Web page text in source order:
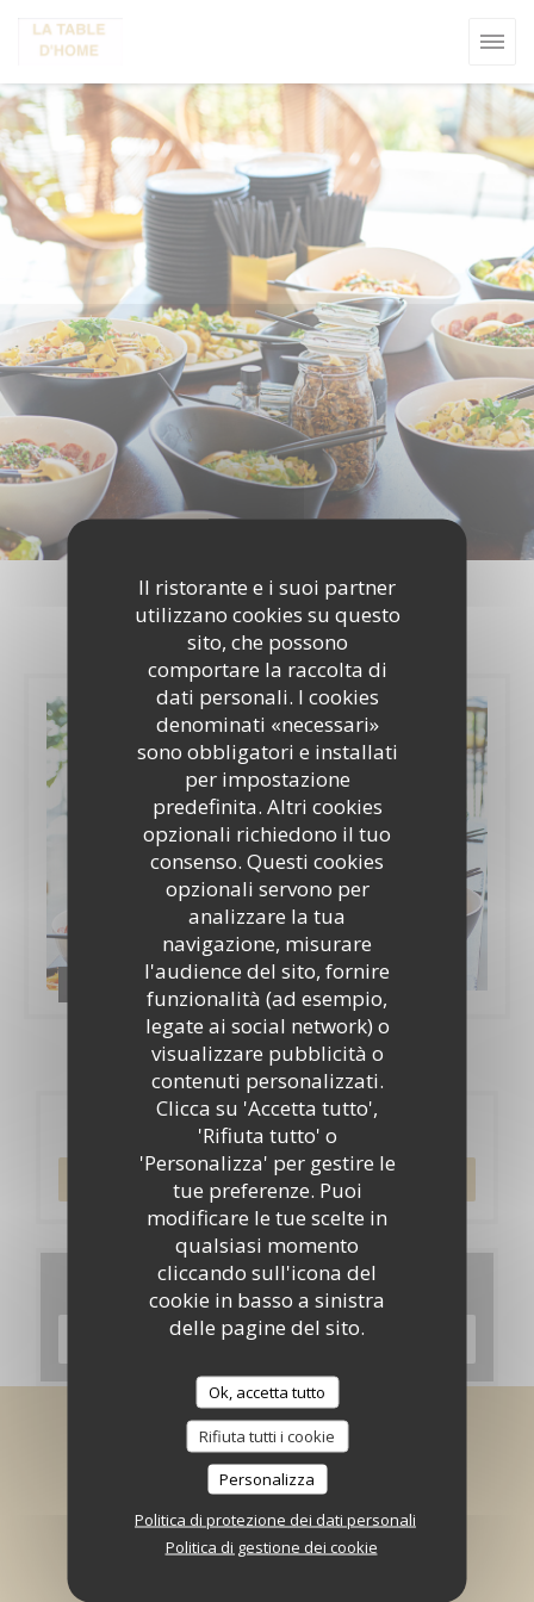
Il ristorante e i suoi partner
utilizzano cookies su questo
sito, che possono
comportare la raccolta di
dati personali. I cookies
denominati «necessari»
sono obbligatori e installati
per impostazione
predefinita. Altri cookies
opzionali richiedono il tuo
consenso. Questi cookies
opzionali servono per
analizzare la tua
navigazione, misurare
l'audience del sito, fornire
funzionalità (ad esempio,
legate ai social network) o
visualizzare pubblicità o
contenuti personalizzati.
Clicca su 'Accetta tutto',
'Rifiuta tutto' o
'Personalizza' per gestire le
tue preferenze. Puoi
modificare le tue scelte in
qualsiasi momento
cliccando sull'icona del
cookie in basso a sinistra
delle pagine del sito.
Ok, accetta tutto
Rifiuta tutti i cookie
Personalizza
Politica di protezione dei dati personali
Politica di gestione dei cookie
Découvrez le buffet de la Table d'Home
Prenotazione
PRENOTA
Menu
SCOPRI LA NOSTRA CARTA
Rimani informato
Iscriversi alla nostra newsletter per ricevere comunicazioni
personalizzate e offerte di marketing via e-mail.
ABBONATI